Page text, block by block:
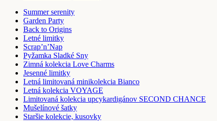
Summer serenity
Garden Party
Back to Origins
Letné limitky
Scrap’n’Nap
Pyžamka Sladké Sny
Zimná kolekcia Love Charms
Jesenné limitky
Letná limitovaná minikolekcia Bianco
Letná kolekcia VOYAGE
Limitovaná kolekcia upcykardigánov SECOND CHANCE
Mušelínové šatky
Staršie kolekcie, kusovky